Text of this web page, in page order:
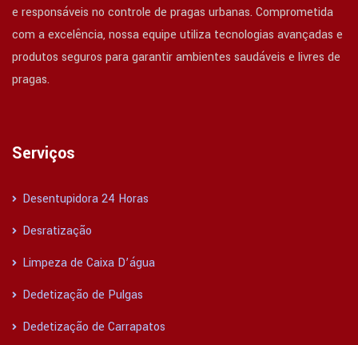
e responsáveis no controle de pragas urbanas. Comprometida
com a excelência, nossa equipe utiliza tecnologias avançadas e
produtos seguros para garantir ambientes saudáveis e livres de
pragas.
Serviços
Desentupidora 24 Horas
Desratização
Limpeza de Caixa D’água
Dedetização de Pulgas
Dedetização de Carrapatos